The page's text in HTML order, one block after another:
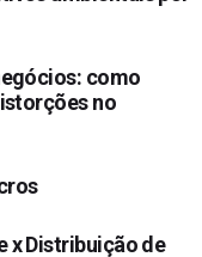
como
no
x Distribuição de